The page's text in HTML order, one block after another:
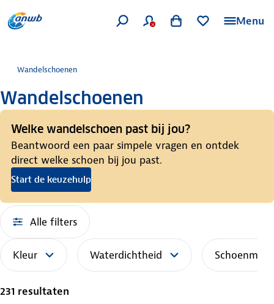
Menu
Wandelschoenen
Wandelschoenen
Welke wandelschoen past bij jou?
Beantwoord een paar simpele vragen en ontdek
direct welke schoen bij jou past.
Start de keuzehulp
Alle filters
Kleur Waterdichtheid Schoenmaat
231 resultaten